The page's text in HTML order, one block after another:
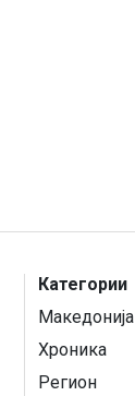
Категории
Македонија
Хроника
Регион